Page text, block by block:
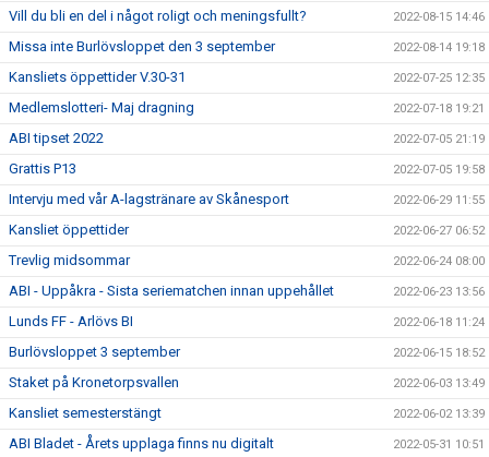
Vill du bli en del i något roligt och meningsfullt? 2022-08-15 14:46
Missa inte Burlövsloppet den 3 september 2022-08-14 19:18
Kansliets öppettider V.30-31 2022-07-25 12:35
Medlemslotteri- Maj dragning 2022-07-18 19:21
ABI tipset 2022 2022-07-05 21:19
Grattis P13 2022-07-05 19:58
Intervju med vår A-lagstränare av Skånesport 2022-06-29 11:55
Kansliet öppettider 2022-06-27 06:52
Trevlig midsommar 2022-06-24 08:00
ABI - Uppåkra - Sista seriematchen innan uppehållet 2022-06-23 13:56
Lunds FF - Arlövs BI 2022-06-18 11:24
Burlövsloppet 3 september 2022-06-15 18:52
Staket på Kronetorpsvallen 2022-06-03 13:49
Kansliet semesterstängt 2022-06-02 13:39
ABI Bladet - Årets upplaga finns nu digitalt 2022-05-31 10:51